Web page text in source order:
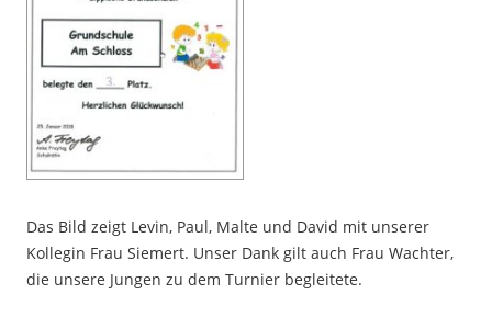
Das Bild zeigt Levin, Paul, Malte und David mit unserer
Kollegin Frau Siemert. Unser Dank gilt auch Frau Wachter,
die unsere Jungen zu dem Turnier begleitete.